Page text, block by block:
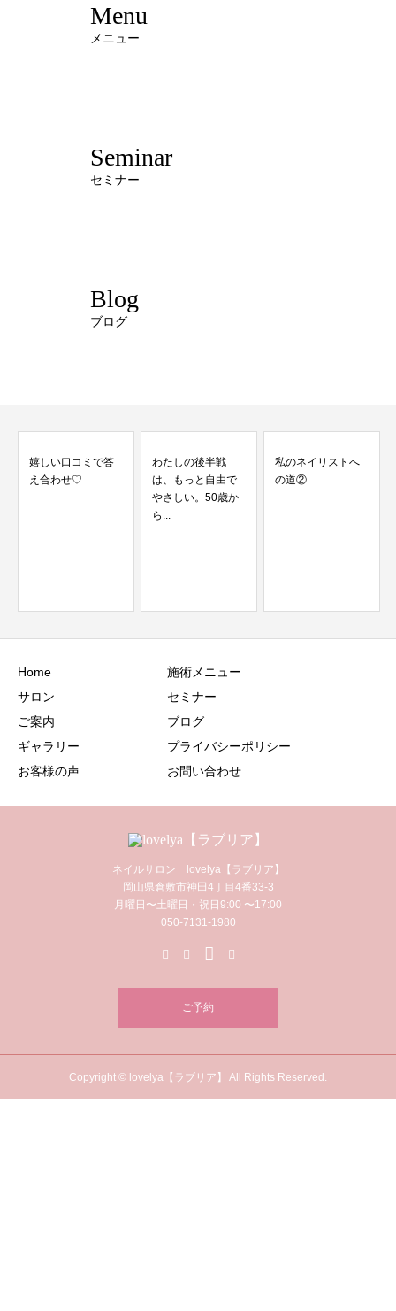
Menu
メニュー
Seminar
セミナー
Blog
ブログ
わたしの後半戦
は、もっと自由で
私のネイリストへ
の道②
Home
サロン
ご案内
ギャラリー
お客様の声
施術メニュー
セミナー
ブログ
プライバシーポリシー
お問い合わせ
ネイルサロン lovelya【ラブリア】
岡山県倉敷市神田4丁目4番33-3
月曜日〜土曜日・祝日9:00 〜17:00
050-7131-1980
ご予約
Copyright © lovelya【ラブリア】 All Rights Reserved.